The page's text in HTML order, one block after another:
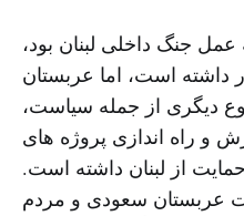
جنگ داخلی لبنان بود،
داشته است، اما عربستان
دیگری از جمله سیاست،
و راه اندازی پروژه های
از لبنان داشته است.
عربستان سعودی و مردم